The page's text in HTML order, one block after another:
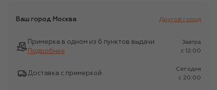
Ваш город Москва Другой город
Примерка в одном из 6 пунктов выдачи
Подробнее
Завтра
c 12:00
Доставка с примеркой
Сегодня
c 20:00